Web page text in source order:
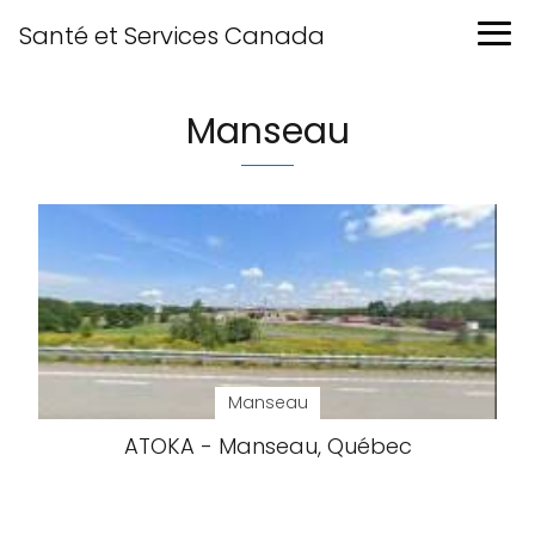
Santé et Services Canada
Manseau
Manseau
ATOKA - Manseau, Québec